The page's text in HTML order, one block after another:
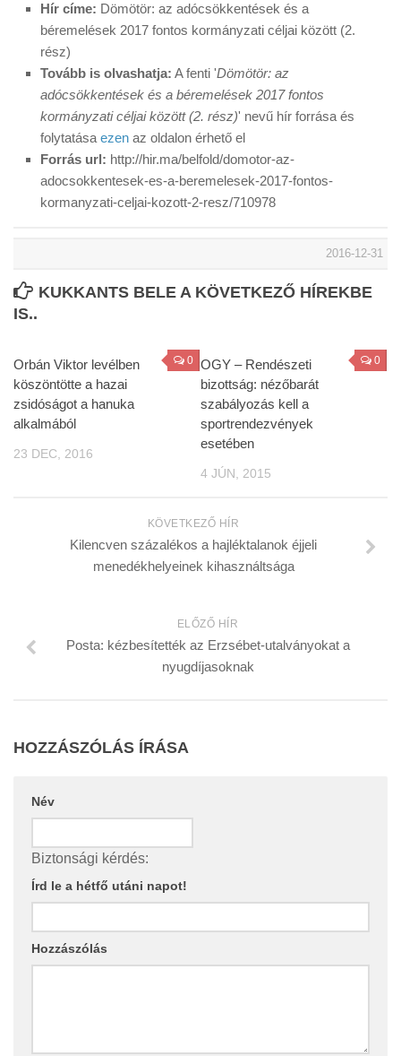
Hír címe: Dömötör: az adócsökkentések és a
béremelések 2017 fontos kormányzati céljai között (2.
rész)
Tovább is olvashatja: A fenti 'Dömötör: az
adócsökkentések és a béremelések 2017 fontos
kormányzati céljai között (2. rész)' nevű hír forrása és
folytatása ezen az oldalon érhető el
Forrás url: http://hir.ma/belfold/domotor-az-
adocsokkentesek-es-a-beremelesek-2017-fontos-
kormanyzati-celjai-kozott-2-resz/710978
2016-12-31
KUKKANTS BELE A KÖVETKEZŐ HÍREKBE
IS..
0
Orbán Viktor levélben
köszöntötte a hazai
zsidóságot a hanuka
alkalmából
23 DEC, 2016
0
OGY – Rendészeti
bizottság: nézőbarát
szabályozás kell a
sportrendezvények
esetében
4 JÚN, 2015
KÖVETKEZŐ HÍR
Kilencven százalékos a hajléktalanok éjjeli
menedékhelyeinek kihasználtsága
ELŐZŐ HÍR
Posta: kézbesítették az Erzsébet-utalványokat a
nyugdíjasoknak
HOZZÁSZÓLÁS ÍRÁSA
Név
Biztonsági kérdés:
Írd le a hétfő utáni napot!
Hozzászólás